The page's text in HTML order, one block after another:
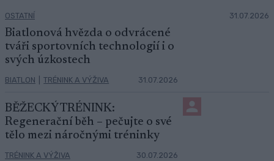
OSTATNÍ 31.07.2026
Biatlonová hvězda o odvrácené
tváři sportovních technologií i o
svých úzkostech
BIATLON TRÉNINK A VÝŽIVA 31.07.2026
BĚŽECKÝ TRÉNINK:
Regenerační běh – pečujte o své
tělo mezi náročnými tréninky
TRÉNINK A VÝŽIVA 30.07.2026